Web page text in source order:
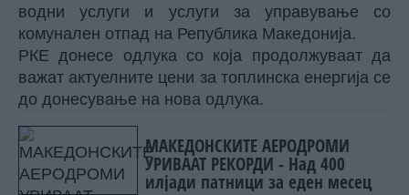
водни услуги и услуги за управување со
комунален отпад на Република Македонија.
РКЕ донесе одлука со која продолжуваат да
важат актуелните цени за топлинска енергија се
до донесување на нова одлука.
МАКЕДОНСКИТЕ АЕРОДРОМИ
УРИВААТ РЕКОРДИ - Над 400
илјади патници за еден месец